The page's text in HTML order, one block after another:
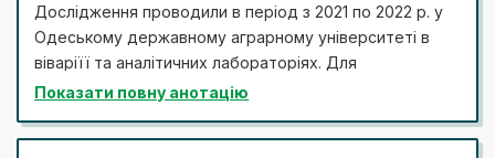
Дослідження проводили в період з 2021 по 2022 р. у
Одеському державному аграрному університеті в
віваріїї та аналітичних лабораторіях. Для
дослідження використовували похідні 1,2,4-тріазолу,
університеті: GKPF-109 – Morpholin-4-ium-2-((4-amino-
Показати повну анотацію